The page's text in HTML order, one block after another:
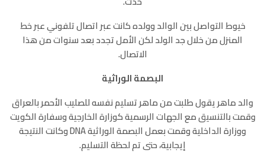
خيوط التواصل بين الوالد وولده كانت عبر اتصال تلفوني عبر خط
المنزل من خلال جد الولد لكن الأمل تجدد بعد سنوات من هذا
الاتصال.
البصمة الوراثية
والد ماهر يقول طلبت من ماهر تسليم نفسه للصليب الأحمر بالعراق
وقمت بالتنسيق مع الجهات الرسمية كوزارة الخارجية وسفارة الكويت
ووزارة الداخلية وقمت بعمل البصمة الوراثية DNA وكانت النتيجة
إيجابية، حتى تم لحظة التسليم.